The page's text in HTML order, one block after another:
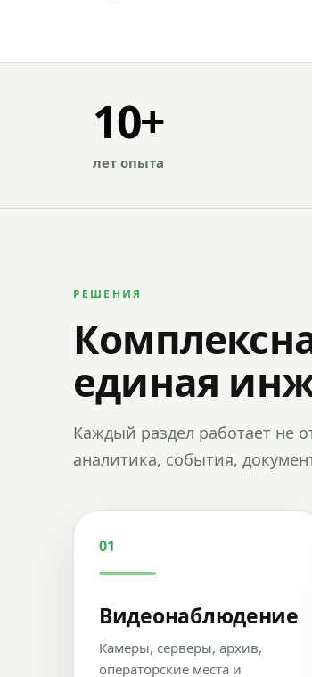
10+
лет опыта
РЕШЕНИЯ
единая
Каждый раздел работает не
аналитика, события,
01
Видеонаблюдение
Камеры, серверы, архив,
операторские места и